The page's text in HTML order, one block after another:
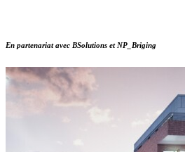
En partenariat avec BSolutions et NP_Briging